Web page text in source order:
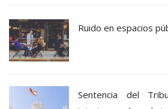
Ruido en espacios
Sentencia del